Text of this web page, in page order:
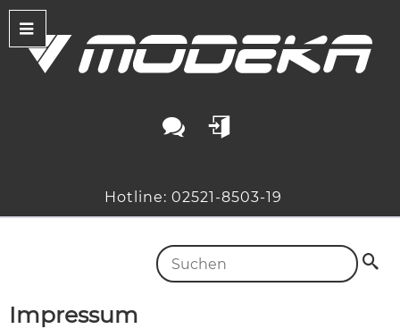
Hotline: 02521-8503-19
Impressum